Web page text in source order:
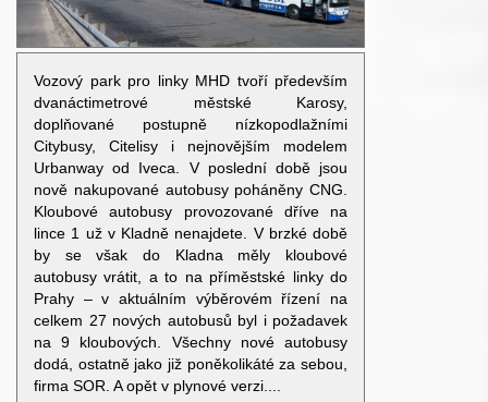
Vozový park pro linky MHD tvoří především
dvanáctimetrové městské Karosy,
doplňované postupně nízkopodlažními
Citybusy, Citelisy i nejnovějším modelem
Urbanway od Iveca. V poslední době jsou
nově nakupované autobusy poháněny CNG.
Kloubové autobusy provozované dříve na
lince 1 už v Kladně nenajdete. V brzké době
by se však do Kladna měly kloubové
autobusy vrátit, a to na příměstské linky do
Prahy – v aktuálním výběrovém řízení na
celkem 27 nových autobusů byl i požadavek
na 9 kloubových. Všechny nové autobusy
dodá, ostatně jako již poněkolikáté za sebou,
firma SOR. A opět v plynové verzi....